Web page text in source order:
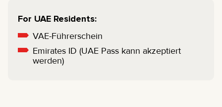
For UAE Residents:
VAE-Führerschein
Emirates ID (UAE Pass kann akzeptiert
werden)